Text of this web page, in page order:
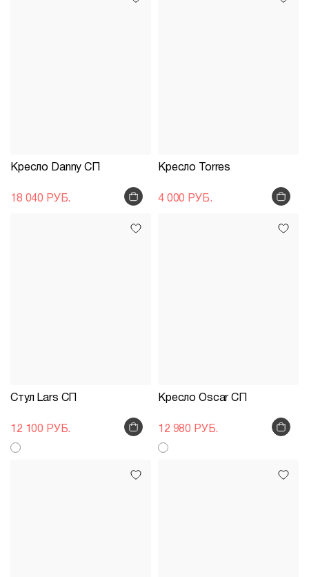
Кресло Danny СП
18 040 РУБ.
Кресло Torres
4 000 РУБ.
Стул Lars СП
12 100 РУБ.
Кресло Oscar СП
12 980 РУБ.